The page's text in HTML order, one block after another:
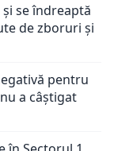
se îndreaptă
de zboruri și
pentru
a câștigat